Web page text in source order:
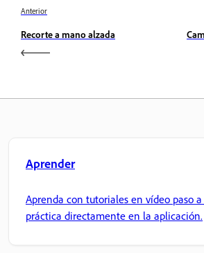
Anterior
Recorte a mano alzada
Aprender
Aprenda con tutoriales en vídeo paso
práctica directamente en la aplicación.